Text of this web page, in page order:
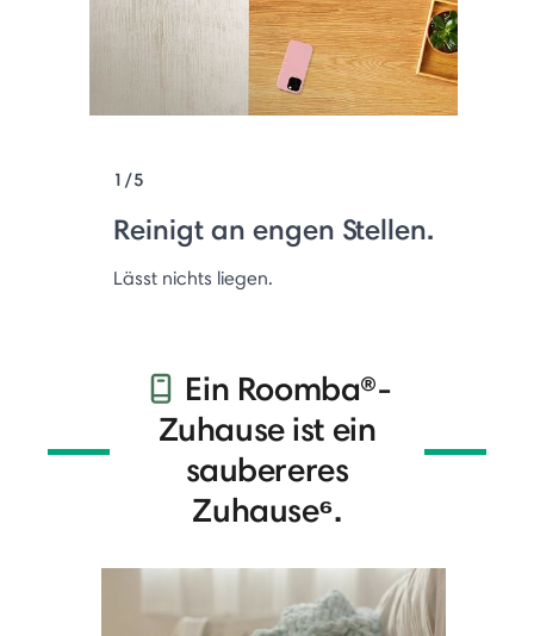
1/5
Reinigt an engen Stellen.
Lässt nichts liegen.
Ein Roomba®-
Zuhause ist ein
saubereres
Zuhause⁶.